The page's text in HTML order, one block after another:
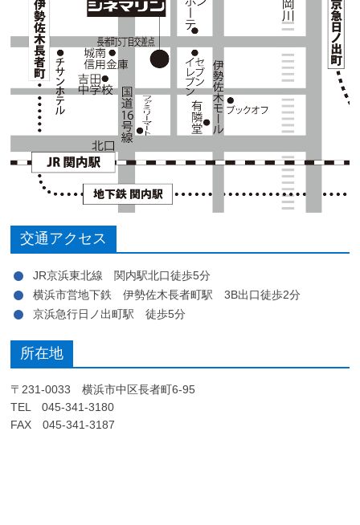
交通アクセス
JR京浜東北線 関内駅北口徒歩5分
横浜市営地下鉄 伊勢佐木長者町駅 3B出口徒歩2分
京浜急行日ノ出町駅 徒歩5分
所在地
〒231-0033 横浜市中区長者町6-95
TEL 045-341-3180
FAX 045-341-3187